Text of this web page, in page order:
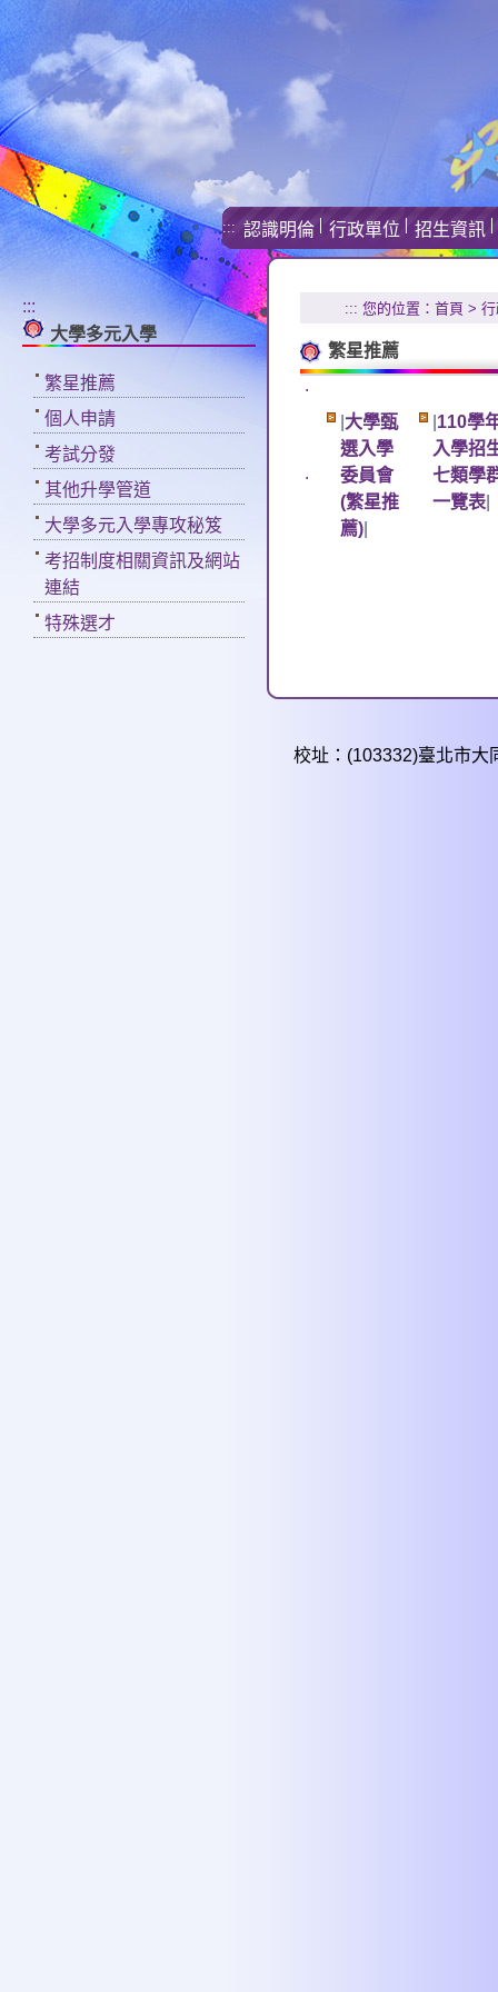
::: 認識明倫 行政單位 招生資訊
:::
大學多元入學
繁星推薦
個人申請
考試分發
其他升學管道
大學多元入學專攻秘笈
考招制度相關資訊及網站
連結
特殊選才
::: 您的位置： 首頁 >
繁星推薦
.
.
大學甄
選入學
委員會
(繁星推
薦)
110學
入學招
七類學
一覽表
校址：(103332)臺北市